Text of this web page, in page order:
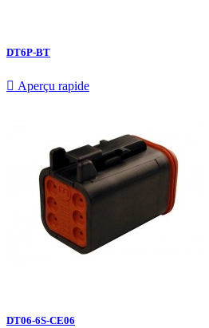
DT6P-BT
 Aperçu rapide
DT06-6S-CE06